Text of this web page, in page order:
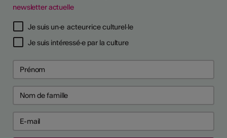
newsletter actuelle
Je suis un·e acteur·rice culturel·le
Je suis intéressé·e par la culture